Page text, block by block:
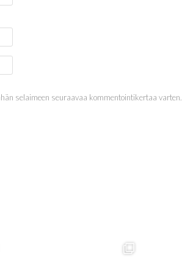
selaimeen seuraavaa kommentointikertaa varten.